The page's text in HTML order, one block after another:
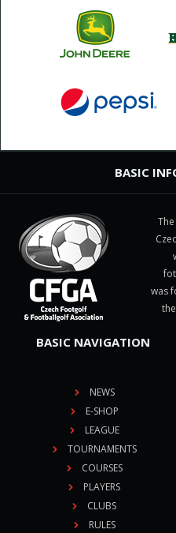
BASIC
was
BASIC NAVIGATION
NEWS
E-SHOP
LEAGUE
TOURNAMENTS
COURSES
PLAYERS
CLUBS
RULES